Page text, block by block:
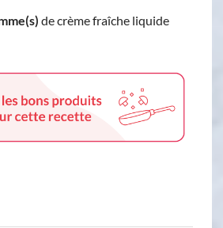
de crème fraîche liquide